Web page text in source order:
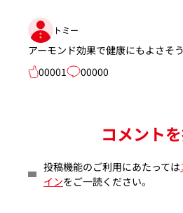
トミー
アーモンド効果で健康にもよさそ
00001
00000
コメント
投稿機能のご利用にあたっては
インをご一読ください。